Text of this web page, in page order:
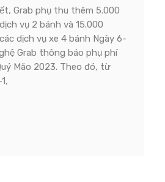
Grab phụ thu thêm 5.000
vụ 2 bánh và 15.000
dịch vụ xe 4 bánh Ngày 6-
Grab thông báo phụ phí
Mão 2023. Theo đó, từ